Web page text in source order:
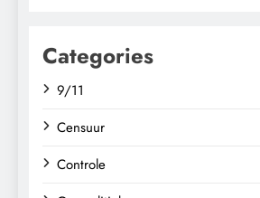
Categories
9/11
Censuur
Controle